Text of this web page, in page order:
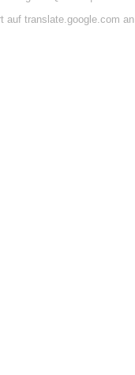
auf translate.google.com an